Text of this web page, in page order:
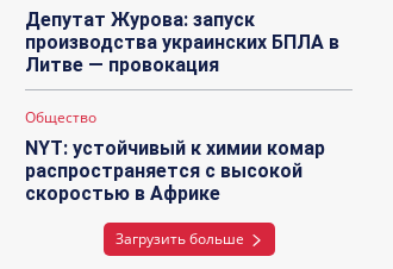
Депутат Журова: запуск
производства украинских БПЛА в
Литве — провокация
Общество
NYT: устойчивый к химии комар
распространяется с высокой
скоростью в Африке
Загрузить больше